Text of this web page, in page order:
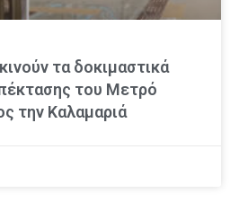
τα δοκιμαστικά
του Μετρό
την Καλαμαριά